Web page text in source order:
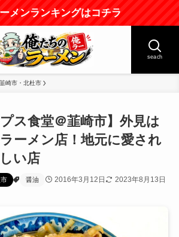
メンランキングはコチラ
seach
崎市・北杜市
プス食堂＠韮崎市】外見は
ーメン店！地元に愛され
い店
醤油 2016年3月12日 2023年8月13日